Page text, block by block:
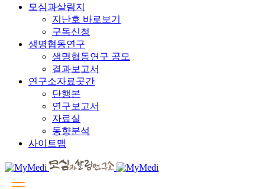
모심과살림지
지난호 바로보기
구독신청
생명협동연구
생명협동연구 공모
결과보고서
연구소자료곳간
단행본
연구보고서
자료실
동향분석
사이트맵